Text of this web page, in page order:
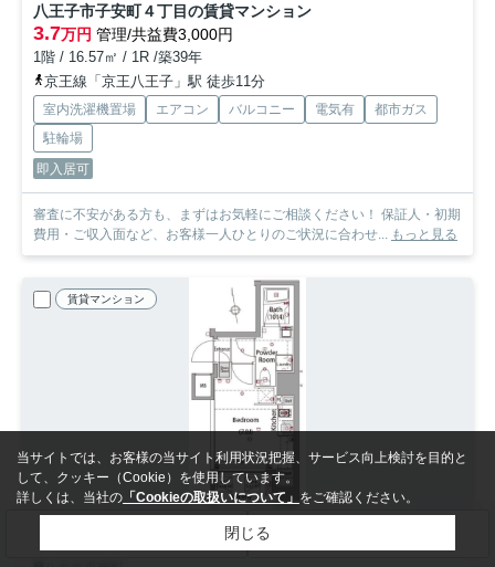
八王子市子安町４丁目の賃貸マンション
3.7万円 管理/共益費3,000円
1階 / 16.57㎡ / 1R /築39年
京王線「京王八王子」駅 徒歩11分
室内洗濯機置場 エアコン バルコニー 電気有
都市ガス
駐輪場
即入居可
審査に不安がある方も、まずはお気軽にご相談ください！ 保証人・初期
費用・ご収入面など、お客様一人ひとりのご状況に合わせ... もっと見る
賃貸マンション
当サイトでは、お客様の当サイト利用状況把握、サービス向上検討を目的と
して、クッキー（Cookie）を使用しています。
詳しくは、当社の 「Cookieの取扱いについて」 をご確認ください。
閉じる